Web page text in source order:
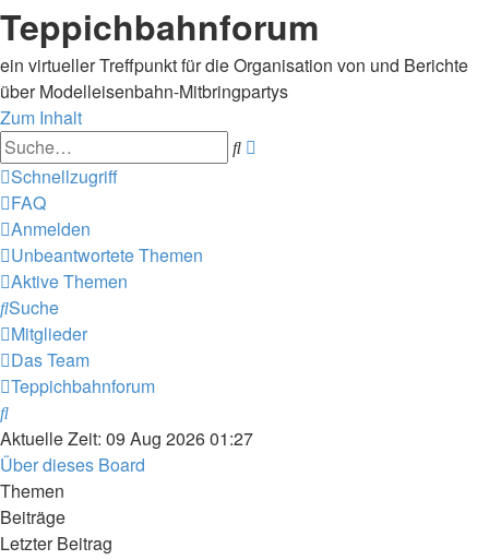
Teppichbahnforum
ein virtueller Treffpunkt für die Organisation von und Berichte
über Modelleisenbahn-Mitbringpartys
Zum Inhalt
Suche
Schnellzugriff
FAQ
Anmelden
Unbeantwortete Themen
Aktive Themen
Suche
Mitglieder
Das Team
Teppichbahnforum
Suche
Aktuelle Zeit: 09 Aug 2026 01:27
Über dieses Board
Themen
Beiträge
Letzter Beitrag